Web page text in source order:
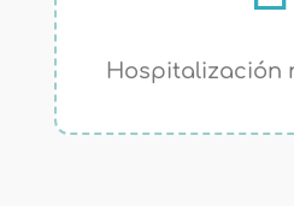
Hospitalización